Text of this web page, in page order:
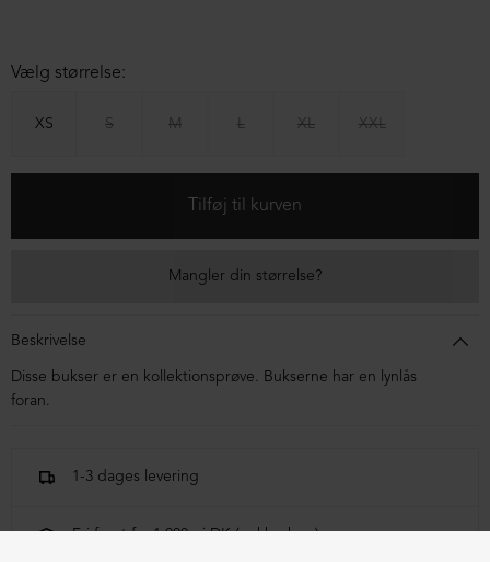
Vælg størrelse:
XS S M L XL XXL
Mangler din størrelse?
Beskrivelse
Disse bukser er en kollektionsprøve. Bukserne har en lynlås
foran.
1-3 dages levering
Fri fragt fra 1.000,- i DK (pakkeshop)